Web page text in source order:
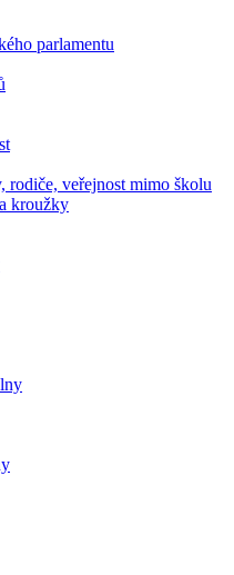
parlamentu
rodiče, veřejnost mimo školu
kroužky